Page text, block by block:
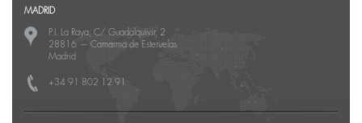
MADRID
P.I. La Raya, C/ Guadalquivir, 2
28816 — Camarma de Esteruelas
Madrid
+34 91 802 12 91